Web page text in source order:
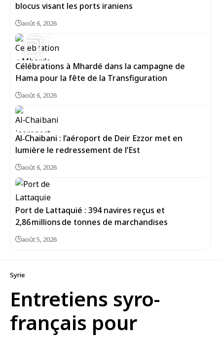
blocus visant les ports iraniens
août 6, 2026
Célébrations à Mhardé dans la campagne de
Hama pour la fête de la Transfiguration
août 6, 2026
Al‑Chaibani : l’aéroport de Deir Ezzor met en
lumière le redressement de l’Est
août 6, 2026
Port de Lattaquié : 394 navires reçus et
2,86 millions de tonnes de marchandises
août 5, 2026
Syrie
Entretiens syro-
français pour